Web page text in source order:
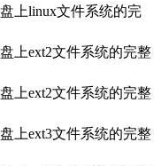
上linux文件系统的完
上ext2文件系统的完整
上ext2文件系统的完整
上ext3文件系统的完整